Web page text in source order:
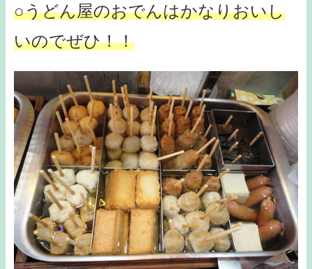
○うどん屋のおでんはかなりおいし
いのでぜひ！！